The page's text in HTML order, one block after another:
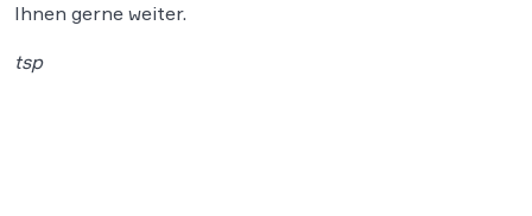
Ihnen gerne weiter.
tsp